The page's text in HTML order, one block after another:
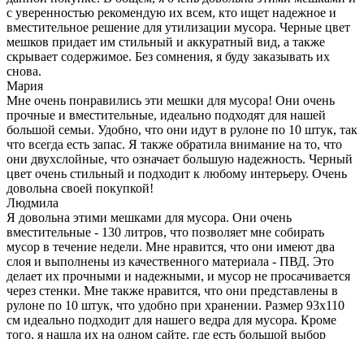
с уверенностью рекомендую их всем, кто ищет надежное и
вместительное решение для утилизации мусора. Черные цвет
мешков придает им стильный и аккуратный вид, а также
скрывает содержимое. Без сомнения, я буду заказывать их
снова.
Мария
Мне очень понравились эти мешки для мусора! Они очень
прочные и вместительные, идеально подходят для нашей
большой семьи. Удобно, что они идут в рулоне по 10 штук, так
что всегда есть запас. Я также обратила внимание на то, что
они двухслойные, что означает большую надежность. Черный
цвет очень стильный и подходит к любому интерьеру. Очень
довольна своей покупкой!
Людмила
Я довольна этими мешками для мусора. Они очень
вместительные - 130 литров, что позволяет мне собирать
мусор в течение недели. Мне нравится, что они имеют два
слоя и выполнены из качественного материала - ПВД. Это
делает их прочными и надежными, и мусор не просачивается
через стенки. Мне также нравится, что они представлены в
рулоне по 10 штук, что удобно при хранении. Размер 93x110
см идеально подходит для нашего ведра для мусора. Кроме
того, я нашла их на одном сайте, где есть большой выбор